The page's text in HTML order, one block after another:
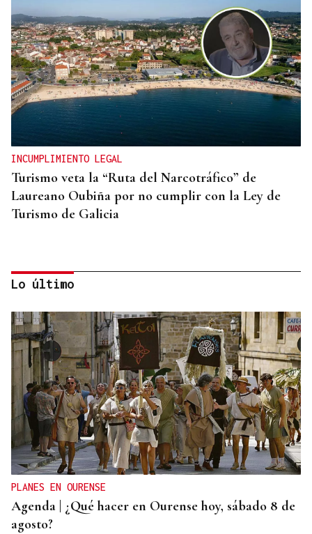
INCUMPLIMIENTO LEGAL
Turismo veta la “Ruta del Narcotráfico” de
Laureano Oubiña por no cumplir con la Ley de
Turismo de Galicia
PLANIFICAR CON ANTELACIÓN
Las compañías de autobuses recomiendan
adelantar los desplazamientos para evitar
saturaciones el día del eclipse
Lo último
PLANES EN OURENSE
Agenda | ¿Qué hacer en Ourense hoy, sábado 8 de
agosto?